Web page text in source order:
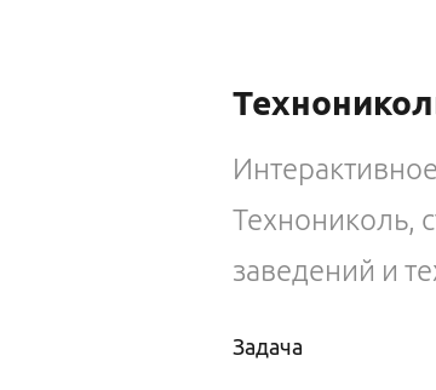
Технониколь,
заведений и
Задача